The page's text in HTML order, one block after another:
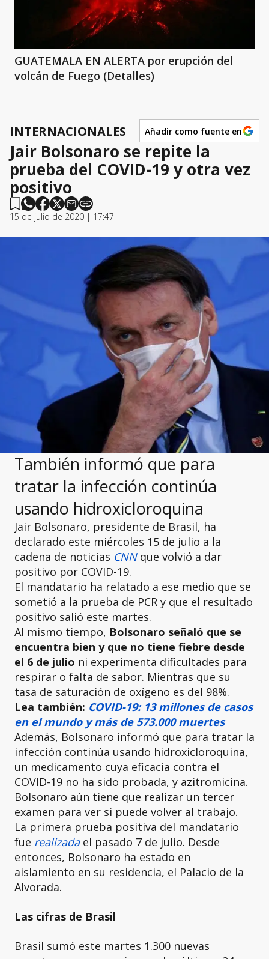
GUATEMALA EN ALERTA por erupción del
volcán de Fuego (Detalles)
INTERNACIONALES Añadir como fuente en
Jair Bolsonaro se repite la
prueba del COVID-19 y otra vez
positivo
15 de julio de 2020 | 17:47
También informó que para
tratar la infección continúa
usando hidroxicloroquina
Jair Bolsonaro, presidente de Brasil, ha
declarado este miércoles 15 de julio a la
cadena de noticias CNNque volvió a dar
positivo por COVID-19.
El mandatario ha relatado a ese medio que se
sometió a la prueba de PCR y que el resultado
positivo salió este martes.
Al mismo tiempo, Bolsonaro señaló que se
encuentra bien y que no tiene fiebre desde
el 6 de julio ni experimenta dificultades para
respirar o falta de sabor. Mientras que su
tasa de saturación de oxígeno es del 98%.
Lea también: COVID-19: 13 millones de casos
en el mundo y más de 573.000 muertes
Además, Bolsonaro informó que para tratar la
infección continúa usando hidroxicloroquina,
un medicamento cuya eficacia contra el
COVID-19 no ha sido probada, y azitromicina.
Bolsonaro aún tiene que realizar un tercer
examen para ver si puede volver al trabajo.
La primera prueba positiva del mandatario
fue realizadael pasado 7 de julio. Desde
entonces, Bolsonaro ha estado en
aislamiento en su residencia, el Palacio de la
Alvorada.
Las cifras de Brasil
Brasil sumó este martes 1.300 nuevas